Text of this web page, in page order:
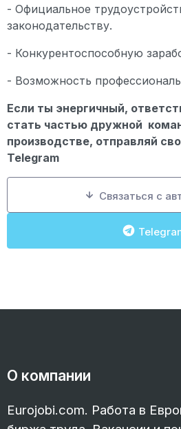
- Официальное
законодательству.
- Конкурентоспособную
- Возможность
Если ты энергичный,
стать частью дружной
производстве, отправляй
Telegram
Связаться с
О компании
Eurojobi.com. Работа в